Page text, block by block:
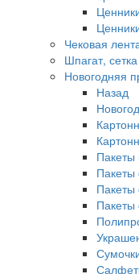
Чековая
Шпагат, сетка
Новогодняя
Назад
Пакеты
Пакеты
Пакеты
Пакеты